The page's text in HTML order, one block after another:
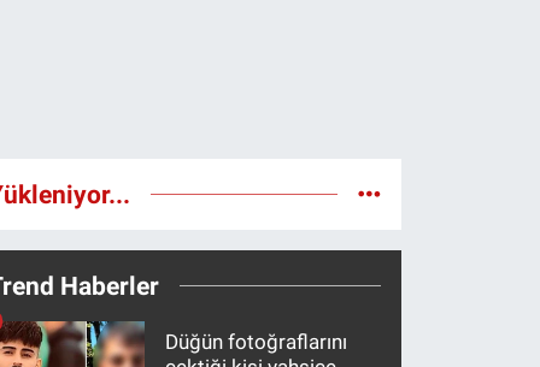
Haberler
Düğün fotoğraflarını